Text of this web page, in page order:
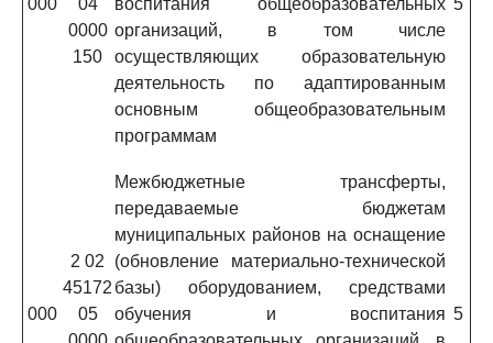
000
04
0000
150
воспитания общеобразовательных
организаций, в том числе
осуществляющих образовательную
деятельность по адаптированным
основным общеобразовательным
программам
5
000
2 02
45172
05
Межбюджетные трансферты,
передаваемые бюджетам
муниципальных районов на оснащение
(обновление материально-технической
базы) оборудованием, средствами
обучения и воспитания 5